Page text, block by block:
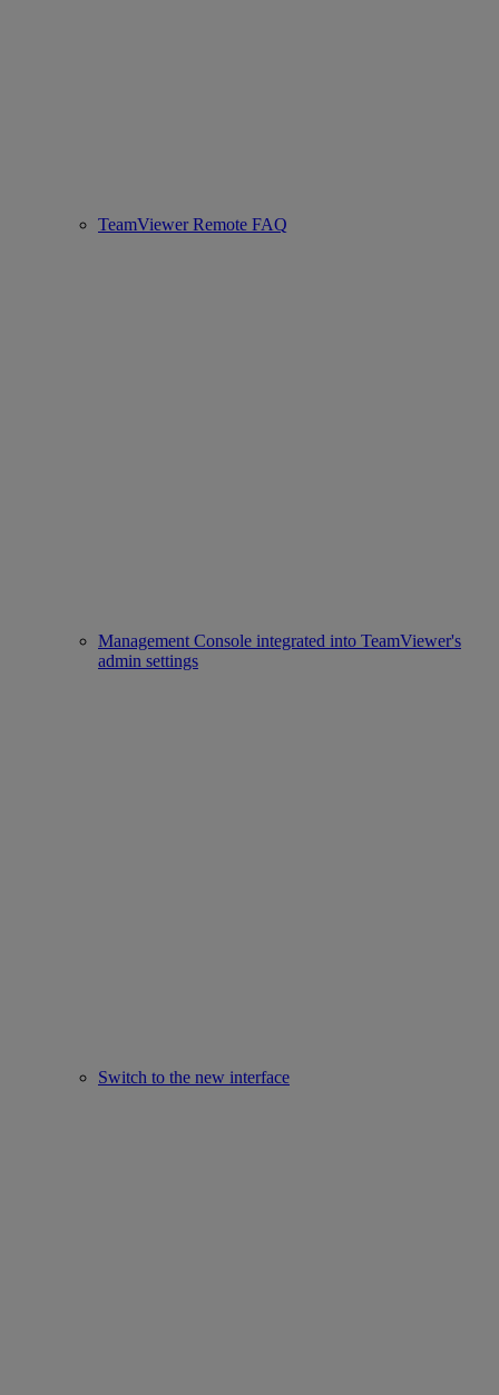
TeamViewer Remote FAQ
Management Console integrated into TeamViewer's
admin settings
Switch to the new interface